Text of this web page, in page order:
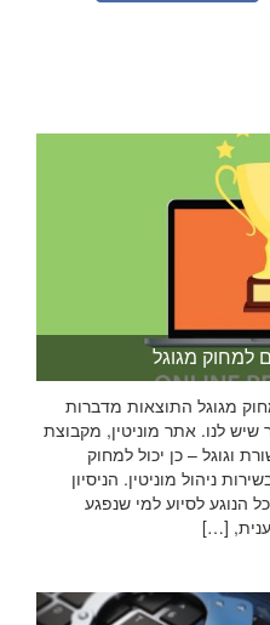
למחוק מגוגל
מגוגל התוצאות מדברות
לנו. אתר מוניטין, מקבוצת
– כן יכול למחוק
ניהול מוניטין. הניסיון
לסיוע למי שנפגע
[…]